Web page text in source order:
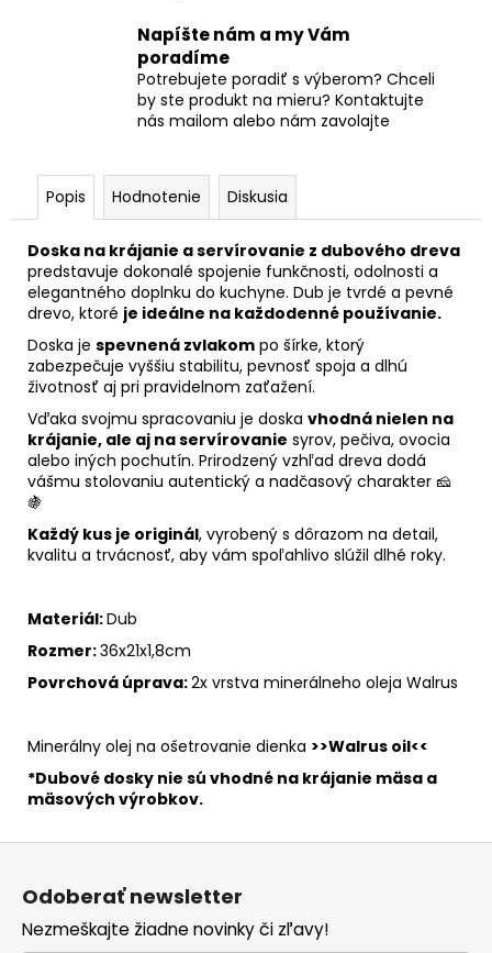
Napíšte nám a my Vám
poradíme
Potrebujete poradiť s výberom? Chceli
by ste produkt na mieru? Kontaktujte
nás mailom alebo nám zavolajte
Popis Hodnotenie Diskusia
Doska na krájanie a servírovanie z dubového dreva
predstavuje dokonalé spojenie funkčnosti, odolnosti a
elegantného doplnku do kuchyne. Dub je tvrdé a pevné
drevo, ktoré je ideálne na každodenné používanie.
Doska je spevnená zvlakom po šírke, ktorý
zabezpečuje vyššiu stabilitu, pevnosť spoja a dlhú
životnosť aj pri pravidelnom zaťažení.
Vďaka svojmu spracovaniu je doska vhodná nielen na
krájanie, ale aj na servírovanie syrov, pečiva, ovocia
alebo iných pochutín. Prirodzený vzhľad dreva dodá
vášmu stolovaniu autentický a nadčasový charakter 🧀
🍇
Každý kus je originál, vyrobený s dôrazom na detail,
kvalitu a trvácnosť, aby vám spoľahlivo slúžil dlhé roky.
Materiál:Dub
Rozmer:36x21x1,8cm
Povrchová úprava:2x vrstva minerálneho oleja Walrus
Minerálny olej na ošetrovanie dienka >>Walrus oil<<
*Dubové dosky nie sú vhodné na krájanie mäsa a
mäsových výrobkov.
Z
Odoberať newsletter
Nezmeškajte žiadne novinky či zľavy!